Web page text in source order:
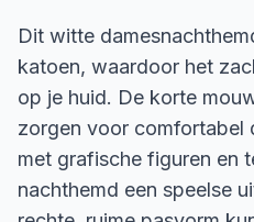
Dit witte
katoen, waardoor het
op je huid. De korte
zorgen voor comfortabel
met grafische figuren en
nachthemd een speelse